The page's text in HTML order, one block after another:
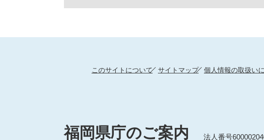
このサイトについて サイトマップ 個人情報の取扱い
福岡県庁のご案内 法人番号